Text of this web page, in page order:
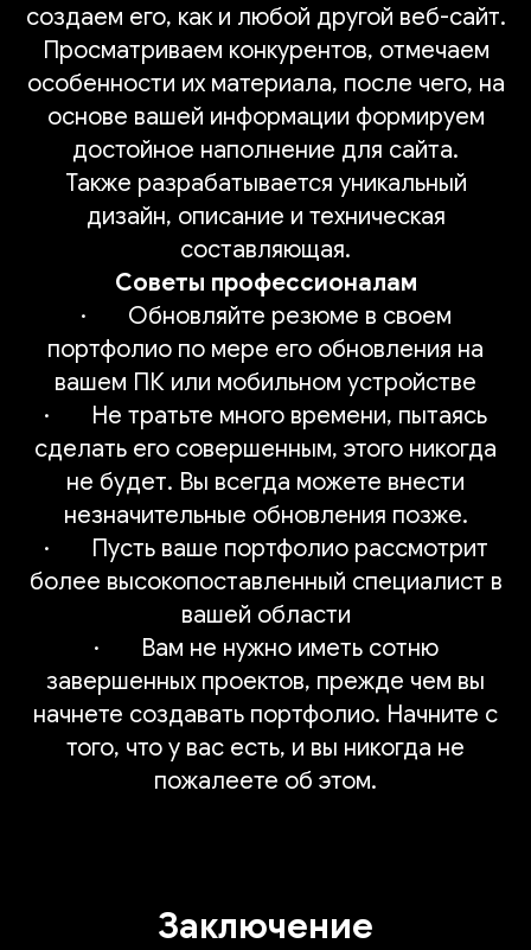
создаем его, как и любой другой веб-сайт.
Просматриваем конкурентов, отмечаем
особенности их материала, после чего, на
основе вашей информации формируем
достойное наполнение для сайта.
Также разрабатывается уникальный
дизайн, описание и техническая
составляющая.
Советы профессионалам
· Обновляйте резюме в своем
портфолио по мере его обновления на
вашем ПК или мобильном устройстве
· Не тратьте много времени, пытаясь
сделать его совершенным, этого никогда
не будет. Вы всегда можете внести
незначительные обновления позже.
· Пусть ваше портфолио рассмотрит
более высокопоставленный специалист в
вашей области
· Вам не нужно иметь сотню
завершенных проектов, прежде чем вы
начнете создавать портфолио. Начните с
того, что у вас есть, и вы никогда не
пожалеете об этом.
Заключение